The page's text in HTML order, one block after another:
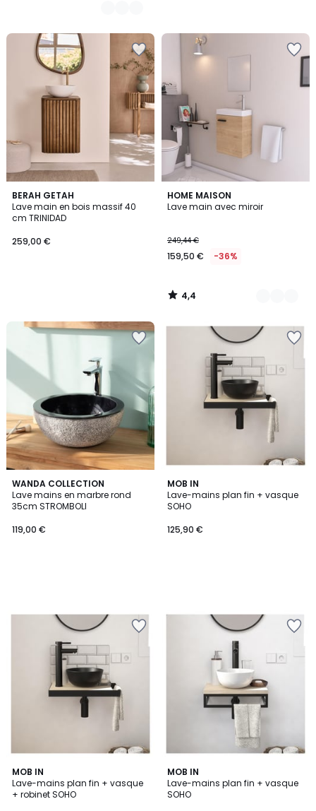
BERAH GETAH
Lave main en bois massif 40
cm TRINIDAD
259,00 €
HOME MAISON
Lave main avec miroir
249,44 €
159,50 € -36%
4,4
/ 5
3
Couleurs
4,4
/
WANDA COLLECTION
Lave mains en marbre rond
35cm STROMBOLI
119,00 €
MOB IN
Lave-mains plan fin + vasque
SOHO
125,90 €
MOB IN
Lave-mains plan fin + vasque
+ robinet SOHO
MOB IN
Lave-mains plan fin + vasque
SOHO